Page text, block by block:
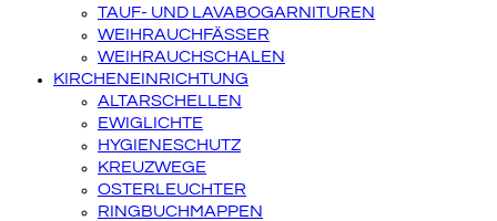
TAUF- UND LAVABOGARNITUREN
WEIHRAUCHFÄSSER
WEIHRAUCHSCHALEN
KIRCHENEINRICHTUNG
ALTARSCHELLEN
EWIGLICHTE
HYGIENESCHUTZ
KREUZWEGE
OSTERLEUCHTER
RINGBUCHMAPPEN